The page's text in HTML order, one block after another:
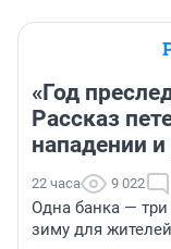
«Год
Рассказ
нападении
22 часа 9 022
Одна банка — три
зиму для